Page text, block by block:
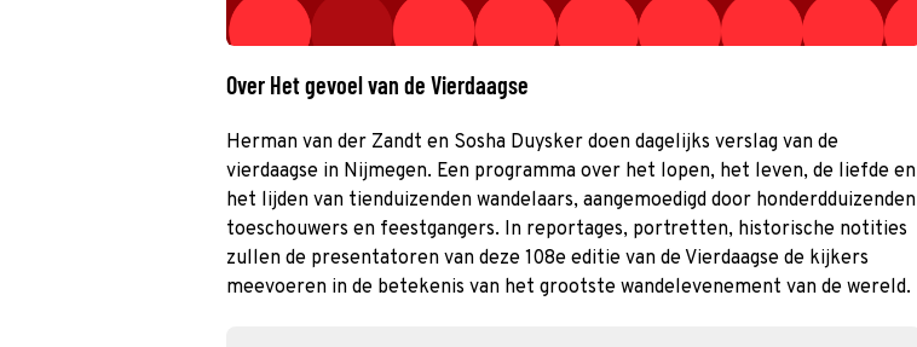
Over Het gevoel van de Vierdaagse
Herman van der Zandt en Sosha Duysker doen dagelijks verslag van de
vierdaagse in Nijmegen. Een programma over het lopen, het leven, de liefde en
het lijden van tienduizenden wandelaars, aangemoedigd door honderdduizenden
toeschouwers en feestgangers. In reportages, portretten, historische notities
zullen de presentatoren van deze 108e editie van de Vierdaagse de kijkers
meevoeren in de betekenis van het grootste wandelevenement van de wereld.